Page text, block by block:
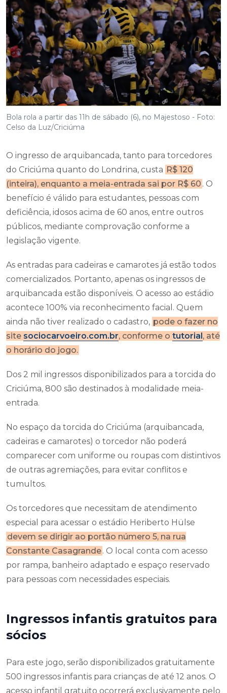
Bola rola a partir das 11h de sábado (6), no Majestoso - Foto:
Celso da Luz/Criciúma
O ingresso de arquibancada, tanto para torcedores
do Criciúma quanto do Londrina, custa R$ 120
(inteira), enquanto a meia-entrada sai por R$ 60 . O
benefício é válido para estudantes, pessoas com
deficiência, idosos acima de 60 anos, entre outros
públicos, mediante comprovação conforme a
legislação vigente.
As entradas para cadeiras e camarotes já estão todos
comercializados. Portanto, apenas os ingressos de
arquibancada estão disponíveis. O acesso ao estádio
acontece 100% via reconhecimento facial. Quem
ainda não tiver realizado o cadastro, pode o fazer no
site sociocarvoeiro.com.br, conforme o tutorial, até
o horário do jogo.
Dos 2 mil ingressos disponibilizados para a torcida do
Criciúma, 800 são destinados à modalidade meia-
entrada.
No espaço da torcida do Criciúma (arquibancada,
cadeiras e camarotes) o torcedor não poderá
comparecer com uniforme ou roupas com distintivos
de outras agremiações, para evitar conflitos e
tumultos.
Os torcedores que necessitam de atendimento
especial para acessar o estádio Heriberto Hülse
devem se dirigir ao portão número 5, na rua
Constante Casagrande. O local conta com acesso
por rampa, banheiro adaptado e espaço reservado
para pessoas com necessidades especiais.
Ingressos infantis gratuitos para
sócios
Para este jogo, serão disponibilizados gratuitamente
500 ingressos infantis para crianças de até 12 anos. O
acesso infantil gratuito ocorrerá exclusivamente pelo